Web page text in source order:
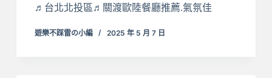
♬台北北投區♬關渡歐陸餐廳推薦.氣氛佳
遊樂不踩雷の小編 2025 年 5 月 7 日